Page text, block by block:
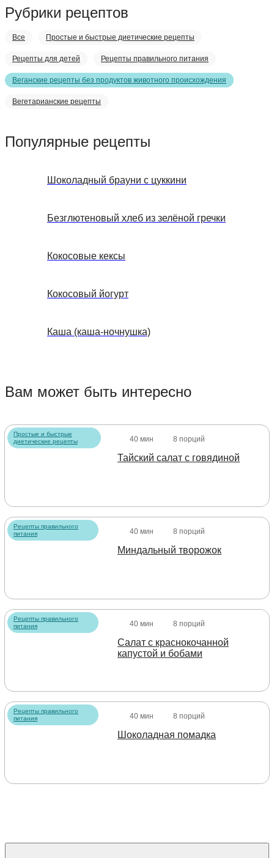
Рубрики рецептов
Все Простые и быстрые диетические рецепты
Рецепты для детей Рецепты правильного питания
Веганские рецепты без продуктов животного происхождения
Вегетарианские рецепты
Популярные рецепты
Шоколадный брауни с цуккини
Безглютеновый хлеб из зелёной гречки
Кокосовые кексы
Кокосовый йогурт
Каша (каша-ночнушка)
Вам может быть интересно
Простые и быстрые
диетические рецепты
40 мин 8 порций
Тайский салат с говядиной
Рецепты правильного
питания
40 мин 8 порций
Миндальный творожок
Рецепты правильного
питания
40 мин 8 порций
Салат с краснокочанной
капустой и бобами
Рецепты правильного
питания
40 мин 8 порций
Шоколадная помадка